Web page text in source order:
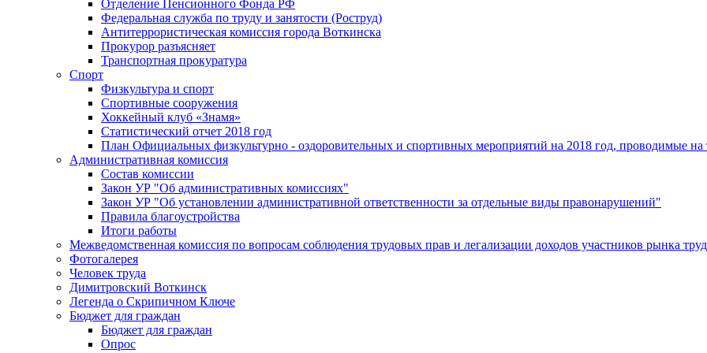
Отделение Пенсионного Фонда РФ
Федеральная служба по труду и занятости (Роструд)
Антитеррористическая комиссия города Воткинска
Прокурор разъясняет
Транспортная прокуратура
Спорт
Физкультура и спорт
Спортивные сооружения
Хоккейный клуб «Знамя»
Статистический отчет 2018 год
План Официальных физкультурно - оздоровительных и спортивных мероприятий на 2018 год, проводимые
Административная комиссия
Состав комиссии
Закон УР "Об административных комиссиях"
Закон УР "Об установлении административной ответственности за отдельные виды правонарушений"
Правила благоустройства
Итоги работы
Межведомственная комиссия по вопросам соблюдения трудовых прав и легализации доходов участников рынка
Фотогалерея
Человек труда
Димитровский Воткинск
Легенда о Скрипичном Ключе
Бюджет для граждан
Бюджет для граждан
Опрос